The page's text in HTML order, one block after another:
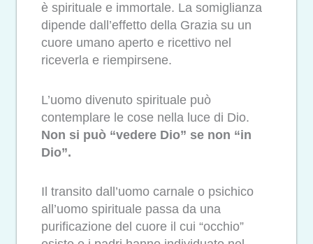
è spirituale e immortale. La somiglianza
dipende dall’effetto della Grazia su un
cuore umano aperto e ricettivo nel
riceverla e riempirsene.
L’uomo divenuto spirituale può
contemplare le cose nella luce di Dio.
Non si può “vedere Dio” se non “in
Dio”.
Il transito dall’uomo carnale o psichico
all’uomo spirituale passa da una
purificazione del cuore il cui “occhio”